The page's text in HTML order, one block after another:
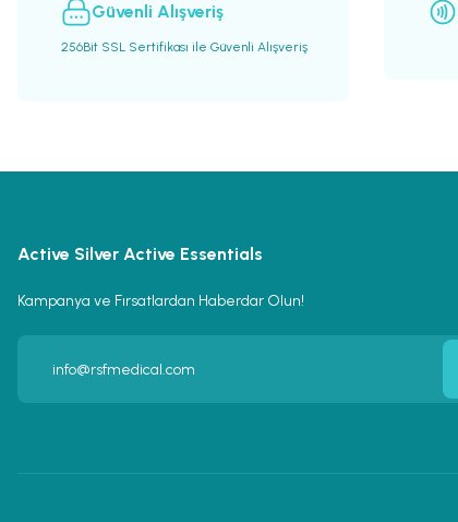
Güvenli Alışveriş
256Bit SSL Sertifikası ile Güvenli Alışveriş
Active Silver Active Essentials
Kampanya ve Fırsatlardan Haberdar Olun!